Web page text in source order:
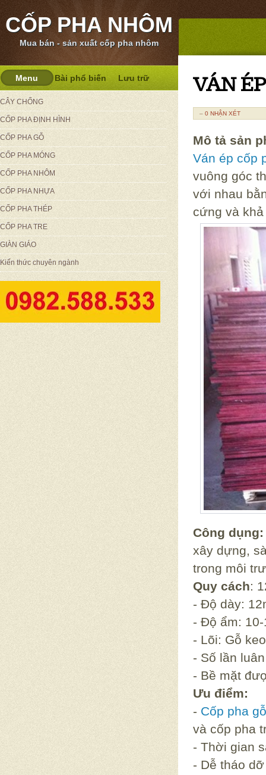
CỐP PHA NHÔM
Mua bán - sản xuất cốp pha nhôm
VÁN
– 0 NHẬN XÉT
Mô tả sản
Ván ép cốp
vuông góc
với nhau
cứng và
Công dụng:
xây dựng,
trong môi
Quy cách:
- Độ dày:
- Độ ẩm:
- Lõi: Gỗ
- Số lần
- Bề mặt
Ưu điểm:
- Cốp pha
và cốp pha
- Thời gian
- Dễ tháo
Menu Bài phổ biến Lưu trữ
CÂY CHỐNG
CỐP PHA ĐỊNH HÌNH
CỐP PHA GỖ
CỐP PHA MÓNG
CỐP PHA NHÔM
CỐP PHA NHỰA
CỐP PHA THÉP
CỐP PHA TRE
GIÀN GIÁO
Kiến thức chuyên ngành